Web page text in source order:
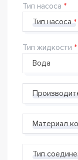
Тип насоса
Тип насоса
Тип жидкости
Материал
Тип